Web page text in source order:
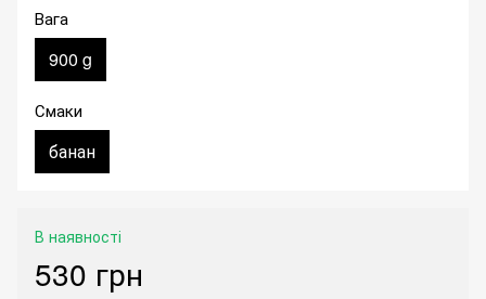
Вага
900 g
Смаки
банан
В наявності
530 грн